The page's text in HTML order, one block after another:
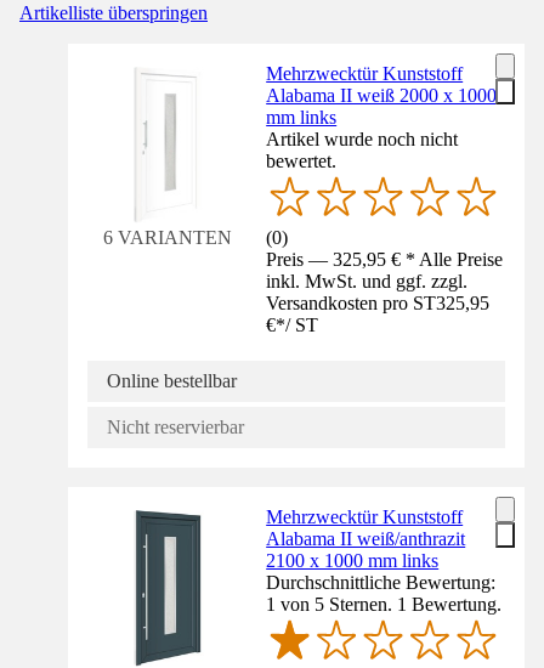
Artikelliste überspringen
6 VARIANTEN
Mehrzwecktür Kunststoff
Alabama II weiß 2000 x 1000
mm links
Artikel wurde noch nicht
bewertet.
(0)
Preis — 325,95 € * Alle Preise
inkl. MwSt. und ggf. zzgl.
Versandkosten pro ST325,95
€*/ ST
Online bestellbar
Nicht reservierbar
Mehrzwecktür Kunststoff
Alabama II weiß/anthrazit
2100 x 1000 mm links
Durchschnittliche Bewertung:
1 von 5 Sternen. 1 Bewertung.